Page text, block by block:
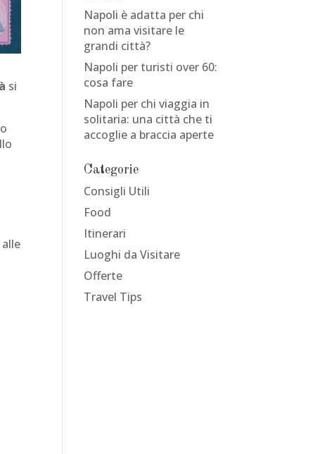
si
Napoli è adatta per chi
non ama visitare le
grandi città?
Napoli per turisti over 60:
cosa fare
Napoli per chi viaggia in
solitaria: una città che ti
accoglie a braccia aperte
Categorie
Consigli Utili
Food
Itinerari
Luoghi da Visitare
Offerte
Travel Tips